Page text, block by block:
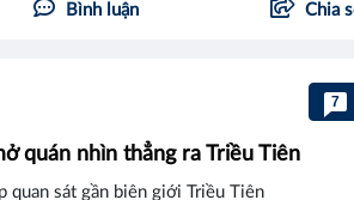
Bình luận Chia
7
quán nhìn thẳng ra Triều Tiên
quan sát gần biên giới Triều Tiên